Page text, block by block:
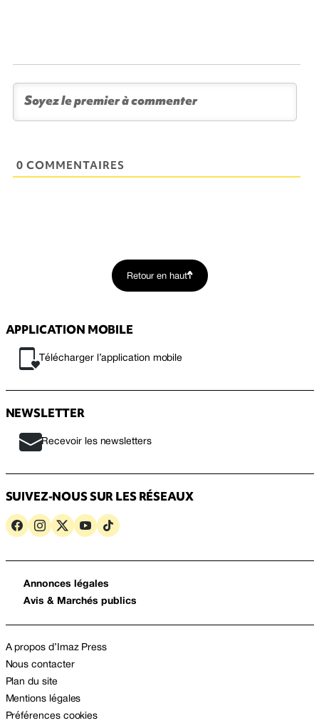
0 COMMENTAIRES
Retour en haut
APPLICATION MOBILE
Télécharger l’application mobile
NEWSLETTER
Recevoir les newsletters
SUIVEZ-NOUS SUR LES RÉSEAUX
Annonces légales
Avis & Marchés publics
A propos d’Imaz Press
Nous contacter
Plan du site
Mentions légales
Préférences cookies